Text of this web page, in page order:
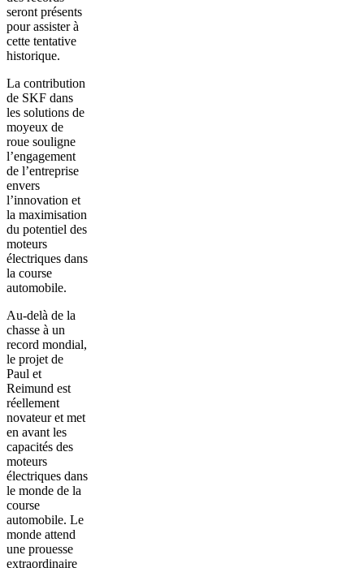
seront présents
pour assister à
cette tentative
historique.
La contribution
de SKF dans
les solutions de
moyeux de
roue souligne
l’engagement
de l’entreprise
envers
l’innovation et
la maximisation
du potentiel des
moteurs
électriques dans
la course
automobile.
Au-delà de la
chasse à un
record mondial,
le projet de
Paul et
Reimund est
réellement
novateur et met
en avant les
capacités des
moteurs
électriques dans
le monde de la
course
automobile. Le
monde attend
une prouesse
extraordinaire